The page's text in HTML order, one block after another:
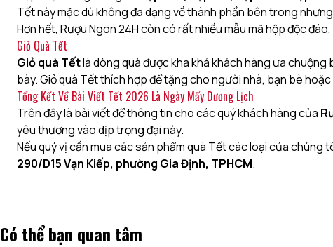
Tết này mặc dù không đa dạng về thành phần bên trong
Hơn hết, Rượu Ngon 24H còn có rất nhiều mẫu mã hộp độc
Giỏ Quà Tết
Giỏ quà Tếtlà dòng quà được kha khá khách hàng ưa
bày. Giỏ quà Tết thích hợp để tặng cho người nhà, bạn bè
Tổng Kết Về Bài Viết Tết 2026 Là Ngày Mấy Dương Lịch
Trên đây là bài viết để thông tin cho các quý khách hàng của
yêu thương vào dịp trọng đại này.
Nếu quý vị cần mua các sản phẩm quà Tết các loại của chúng
290/D15 Vạn Kiếp, phường Gia Định, TPHCM.
Có thể bạn quan tâm